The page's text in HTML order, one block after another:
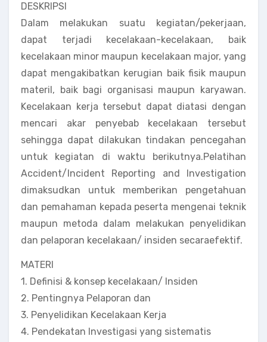
DESKRIPSI
Dalam melakukan suatu kegiatan/pekerjaan,
dapat terjadi kecelakaan-kecelakaan, baik
kecelakaan minor maupun kecelakaan major, yang
dapat mengakibatkan kerugian baik fisik maupun
materil, baik bagi organisasi maupun karyawan.
Kecelakaan kerja tersebut dapat diatasi dengan
mencari akar penyebab kecelakaan tersebut
sehingga dapat dilakukan tindakan pencegahan
untuk kegiatan di waktu berikutnya.Pelatihan
Accident/Incident Reporting and Investigation
dimaksudkan untuk memberikan pengetahuan
dan pemahaman kepada peserta mengenai teknik
maupun metoda dalam melakukan penyelidikan
dan pelaporan kecelakaan/ insiden secaraefektif.
MATERI
1. Definisi & konsep kecelakaan/ Insiden
2. Pentingnya Pelaporan dan
3. Penyelidikan Kecelakaan Kerja
4. Pendekatan Investigasi yang sistematis